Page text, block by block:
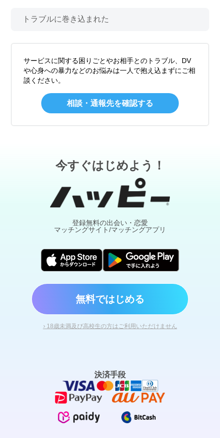
トラブルに巻き込まれた
サービスに関する困りごとやお相手とのトラブル、DV
や心身への暴力などのお悩みは一人で抱え込まずにご相
談ください。
相談・通報先を確認する
今すぐはじめよう！
登録無料の出会い・恋愛
マッチングサイト/マッチングアプリ
無料ではじめる
› 18歳未満及び高校生の方はご利用いただけません
決済手段